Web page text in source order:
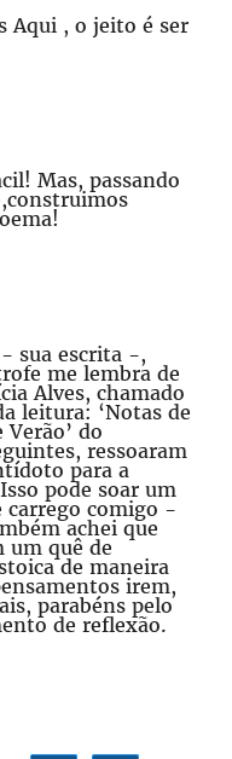
Aqui , o jeito é ser
Mas, passando
sua escrita -,
me lembra de
Alves, chamado
leitura: ‘Notas de
do
ressoaram
para a
pode soar um
carrego comigo -
achei que
um quê de
de maneira
irem,
parabéns pelo
de reflexão.